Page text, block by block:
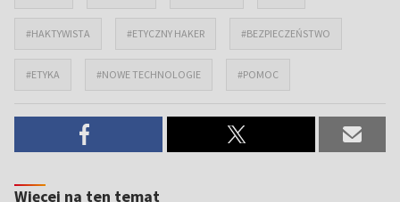
#HAKTYWISTA #ETYCZNY HAKER #BEZPIECZEŃSTWO
#ETYKA #NOWE TECHNOLOGIE #POMOC
Więcej na ten temat